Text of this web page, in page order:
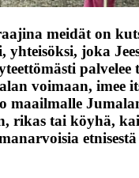
meidät on
yhteisöksi, joka
palvelee
voimaan, imee
maailmalle
rikas tai köyhä,